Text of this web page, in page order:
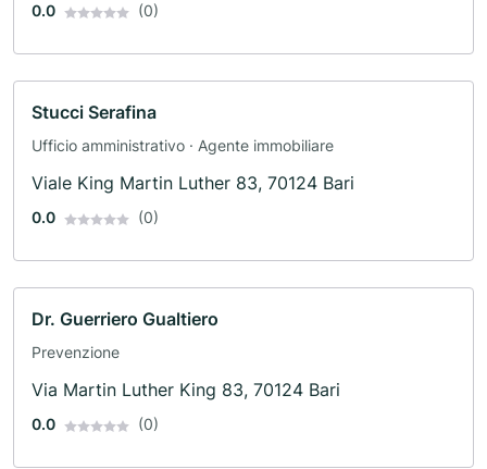
0.0 (0)
Stucci Serafina
Ufficio amministrativo · Agente immobiliare
Viale King Martin Luther 83, 70124 Bari
0.0 (0)
Dr. Guerriero Gualtiero
Prevenzione
Via Martin Luther King 83, 70124 Bari
0.0 (0)